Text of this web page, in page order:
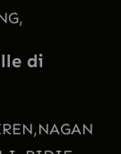
di
NAGAN